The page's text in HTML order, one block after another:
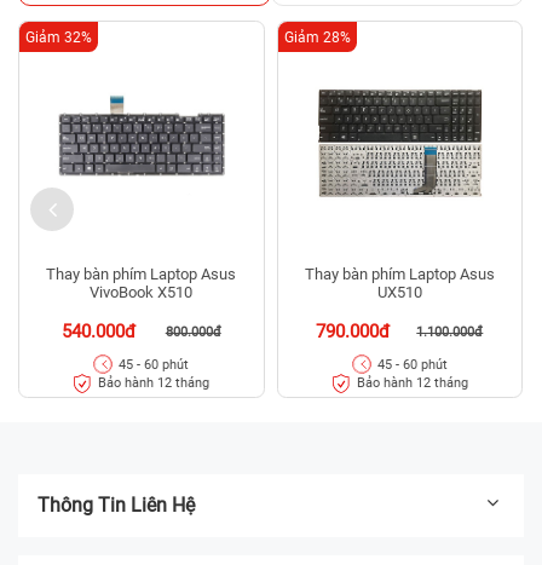
Thay bàn phím Laptop Asus
VivoBook X510
540.000đ 800.000đ
Giảm 32%
45 - 60 phút
Bảo hành 12 tháng
Thay bàn phím Laptop Asus
UX510
790.000đ 1.100.000đ
Giảm 28%
45 - 60 phút
Bảo hành 12 tháng
Thông Tin Liên Hệ